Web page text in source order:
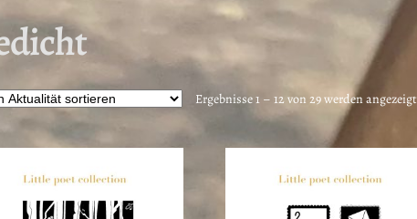
Ergebnisse 1 – 12 von 29 werden angezeigt